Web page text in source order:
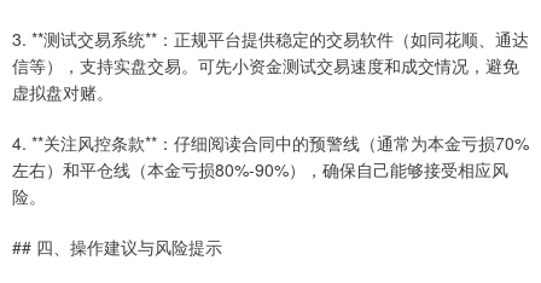
3. **测试交易系统**：正规平台提供稳定的交易软件（如同花顺、通达
信等），支持实盘交易。可先小资金测试交易速度和成交情况，避免
虚拟盘对赌。
4. **关注风控条款**：仔细阅读合同中的预警线（通常为本金亏损70%
左右）和平仓线（本金亏损80%-90%），确保自己能够接受相应风
险。
## 四、操作建议与风险提示